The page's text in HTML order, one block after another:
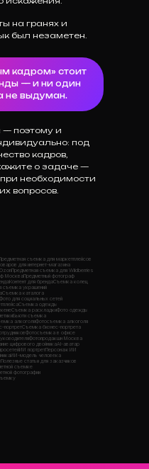
поэтому и
под
кадров,
о задаче —
необходимости
вопросов.
на гранях и
был незаметен.
кадром» стоит
— и ни один
не выдуман.
съемка для маркетплейсов
для интернет-магазина
Предметная съемка для Wildberries
МоскваПредметный фотограф
Контент для брендаСъемка колец
съемка украшений
Съемка каталога
Фото для социальных сетей
Съемка одежды
Съемка раскладкиФото одежды
Бьюти съемка
алкоголяФотосъемка алкоголя
портретСъемка бизнес-портрета
Фотосъемка в офисе
Фотопродакшн Москва
цифрового двойникаAI-аватар
ИИ портретПерсонаж ИИ
ИИ-модель человека
Полезные статьи для заказчиков
съемке
фотографии